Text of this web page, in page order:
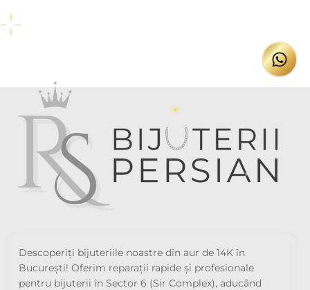
Descoperiți bijuteriile noastre din aur de 14K în
București! Oferim reparații rapide și profesionale
pentru bijuterii în Sector 6 (Sir Complex), aducând